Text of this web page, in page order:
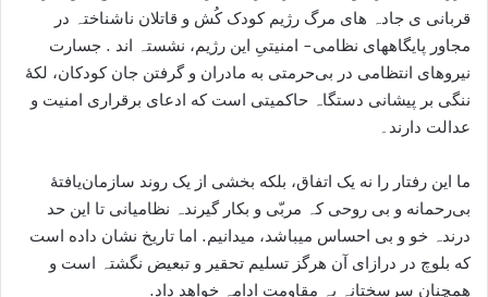
قربانی ی جادہ ھای مرگ رژیم کودک کُش و قاتلان ناشناختہ در
مجاور پایگاھھای نظامی- امنیتیِ این رژیم، نشستہ اند . جسارت
نیروهای انتظامی در بی‌حرمتی به مادران و گرفتن جان کودکان، لکهٔ
ننگی بر پیشانی دستگاہ حاکمیتی است که ادعای برقراری امنیت و
عدالت دارند۔
ما این رفتار را نه یک اتفاق، بلکه بخشی از یک روند سازمان‌یافتهٔ
بی‌رحمانه و بی روحی کہ مربّی و بکار گیرندہ نظامیانی تا این حد
درندہ خو و بی احساس میباشد، میدانیم. اما تاریخ نشان داده است
که بلوچ در درازای آن هرگز تسلیم تحقیر و تبعیض نگشتہ است و
ھمچنان سرسختانہ بہ مقاومت ادامہ خواهد داد.